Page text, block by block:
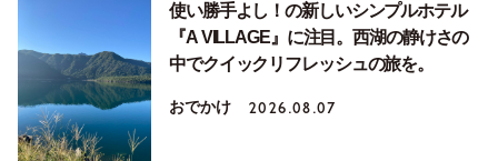
使い勝手よし！の新しいシンプルホテル
『A VILLAGE』に注目。西湖の静けさの
中でクイックリフレッシュの旅を。
おでかけ 2026.08.07